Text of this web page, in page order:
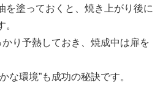
を塗っておくと、焼き上がり後に
り予熱しておき、焼成中は扉を
な環境”も成功の秘訣です。